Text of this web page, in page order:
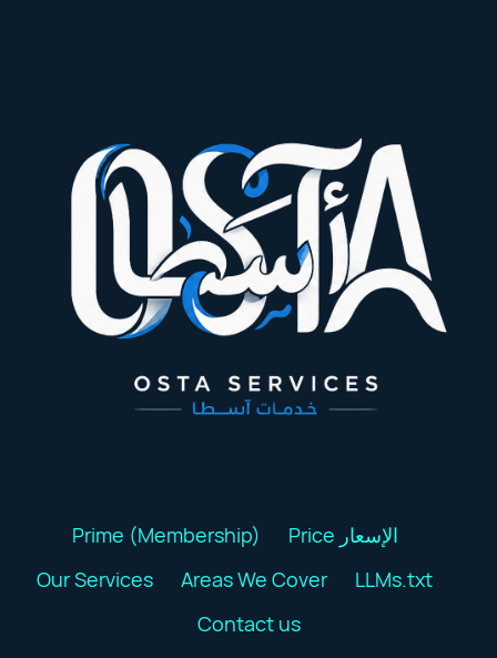
Prime (Membership)
Price الإسعار
Our Services
Areas We Cover
LLMs.txt
Contact us